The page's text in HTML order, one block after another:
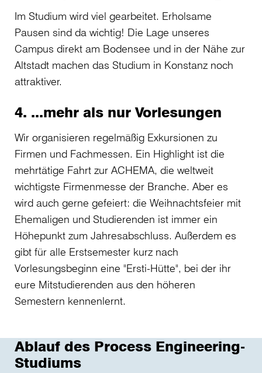
Im Studium wird viel gearbeitet. Erholsame
Pausen sind da wichtig! Die Lage unseres
Campus direkt am Bodensee und in der Nähe zur
Altstadt machen das Studium in Konstanz noch
attraktiver.
4. ...mehr als nur Vorlesungen
Wir organisieren regelmäßig Exkursionen zu
Firmen und Fachmessen. Ein Highlight ist die
mehrtätige Fahrt zur ACHEMA, die weltweit
wichtigste Firmenmesse der Branche. Aber es
wird auch gerne gefeiert: die Weihnachtsfeier mit
Ehemaligen und Studierenden ist immer ein
Höhepunkt zum Jahresabschluss. Außerdem es
gibt für alle Erstsemester kurz nach
Vorlesungsbeginn eine "Ersti-Hütte", bei der ihr
eure Mitstudierenden aus den höheren
Semestern kennenlernt.
Ablauf des Process Engineering-
Studiums